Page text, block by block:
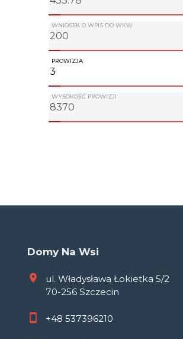
WNIOSEK O WPIS DO WKW
PROWIZJA
WYSOKOŚĆ PROWIZJI
Domy Na Wsi
ul. Władysława Łokietka 5/2
70-256 Szczecin
+48 537396210